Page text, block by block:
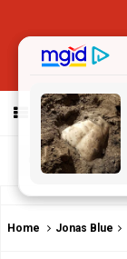
MENU
Home Jonas Blue